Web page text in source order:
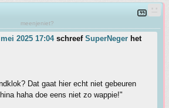
meenjeniet?
2025 17:04schreef SuperNeger het
Dat gaat hier echt niet gebeuren
haha doe eens niet zo wappie!"